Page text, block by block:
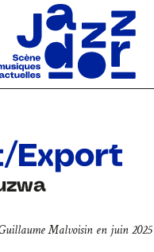
AU CONTENU PRINCIPAL
Export
Malvoisin en juin 2025